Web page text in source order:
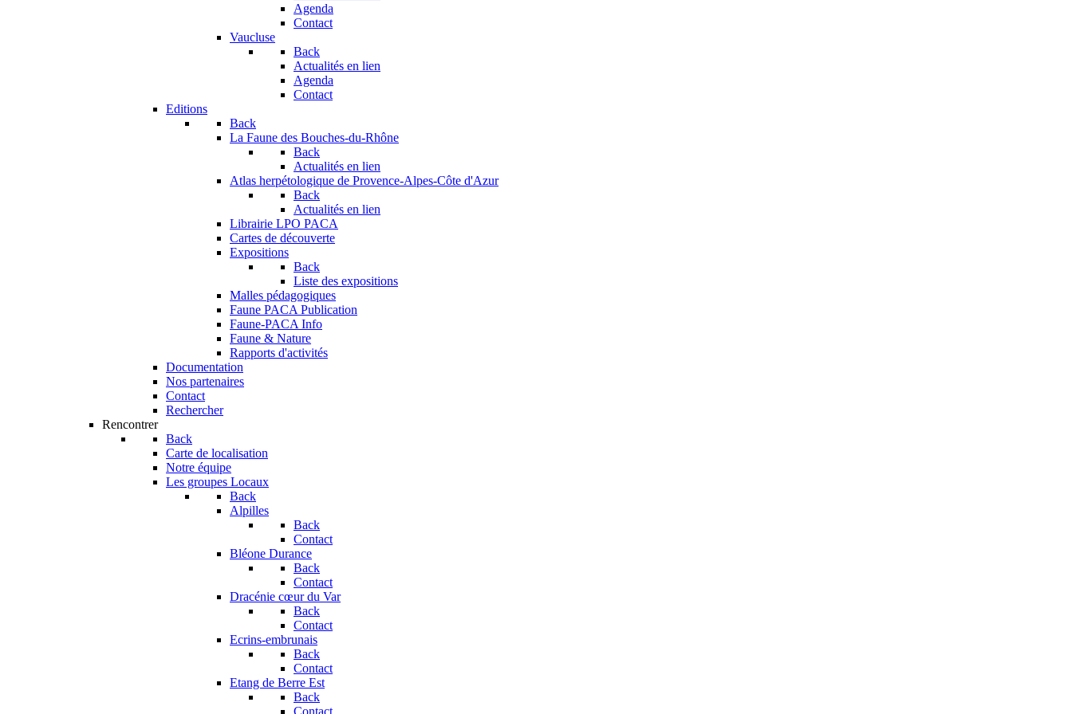
Agenda
Contact
Vaucluse
Back
Actualités en lien
Agenda
Contact
Editions
Back
La Faune des Bouches-du-Rhône
Back
Actualités en lien
Atlas herpétologique de Provence-Alpes-Côte d'Azur
Back
Actualités en lien
Librairie LPO PACA
Cartes de découverte
Expositions
Back
Liste des expositions
Malles pédagogiques
Faune PACA Publication
Faune-PACA Info
Faune & Nature
Rapports d'activités
Documentation
Nos partenaires
Contact
Rechercher
Rencontrer
Back
Carte de localisation
Notre équipe
Les groupes Locaux
Back
Alpilles
Back
Contact
Bléone Durance
Back
Contact
Dracénie cœur du Var
Back
Contact
Ecrins-embrunais
Back
Contact
Etang de Berre Est
Back
Contact